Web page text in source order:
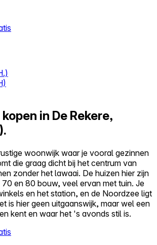
in De Rekere,
woonwijk waar je vooral gezinnen
die graag dicht bij het centrum van
zonder het lawaai. De huizen hier zijn
en 80 bouw, veel ervan met tuin. Je
en het station, en de Noordzee ligt
is hier geen uitgaanswijk, maar wel een
kent en waar het 's avonds stil is.